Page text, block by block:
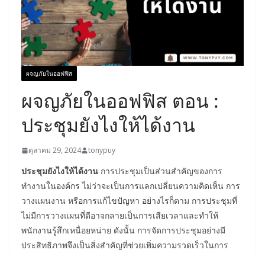
ผจญภัยในออฟฟิส
ผจญภัยในออฟฟิส ตอน :
ประชุมยังไงให้ได้งาน
ตุลาคม 29, 2024 tonypuy
ประชุมยังไงให้ได้งาน การประชุมเป็นส่วนสำคัญของการ
ทำงานในองค์กร ไม่ว่าจะเป็นการแลกเปลี่ยนความคิดเห็น การ
วางแผนงาน หรือการแก้ไขปัญหา อย่างไรก็ตาม การประชุมที่
ไม่มีการวางแผนที่ดีอาจกลายเป็นการเสียเวลาและทำให้
พนักงานรู้สึกเหนื่อยหน่าย ดังนั้น การจัดการประชุมอย่างมี
ประสิทธิภาพจึงเป็นสิ่งสำคัญที่ช่วยเพิ่มความรวดเร็วในการ